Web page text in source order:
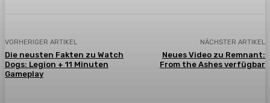
VORHERIGER ARTIKEL
Die neusten Fakten zu Watch
Dogs: Legion + 11 Minuten
Gameplay
NÄCHSTER ARTIKEL
Neues Video zu Remnant:
From the Ashes verfügbar